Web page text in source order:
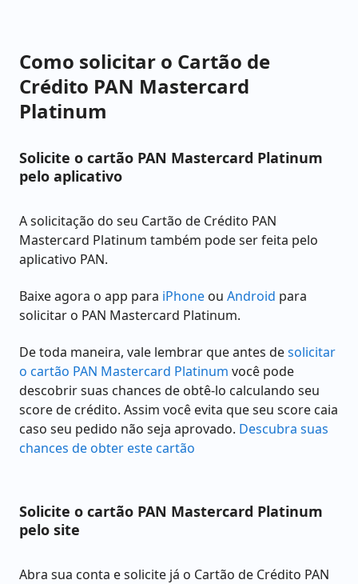
Como solicitar o Cartão de
Crédito PAN Mastercard
Platinum
Solicite o cartão PAN Mastercard Platinum
pelo aplicativo
A solicitação do seu Cartão de Crédito PAN
Mastercard Platinum também pode ser feita pelo
aplicativo PAN.
Baixe agora o app para iPhone ou Android para
solicitar o PAN Mastercard Platinum.
De toda maneira, vale lembrar que antes desolicitar
o cartão PAN Mastercard Platinum você pode
descobrir suas chances de obtê-lo calculando seu
score de crédito. Assim você evita que seu score caia
caso seu pedido não seja aprovado. Descubra suas
chances de obter este cartão
Solicite o cartão PAN Mastercard Platinum
pelo site
Abra sua conta e solicite já o Cartão de Crédito PAN